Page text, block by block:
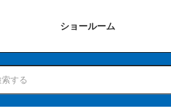
ショールーム